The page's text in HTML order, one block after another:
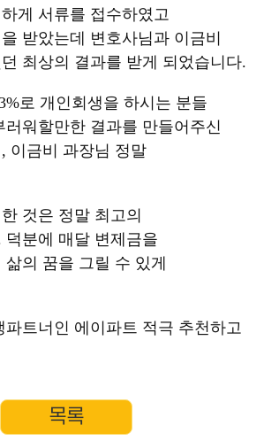
게 서류를 접수하였고
받았는데 변호사님과 이금비
최상의 결과를 받게 되었습니다.
로 개인회생을 하시는 분들
러워할만한 결과를 만들어주신
이금비 과장님 정말
것은 정말 최고의
덕분에 매달 변제금을
삶의 꿈을 그릴 수 있게
파트너인 에이파트 적극 추천하고
목록